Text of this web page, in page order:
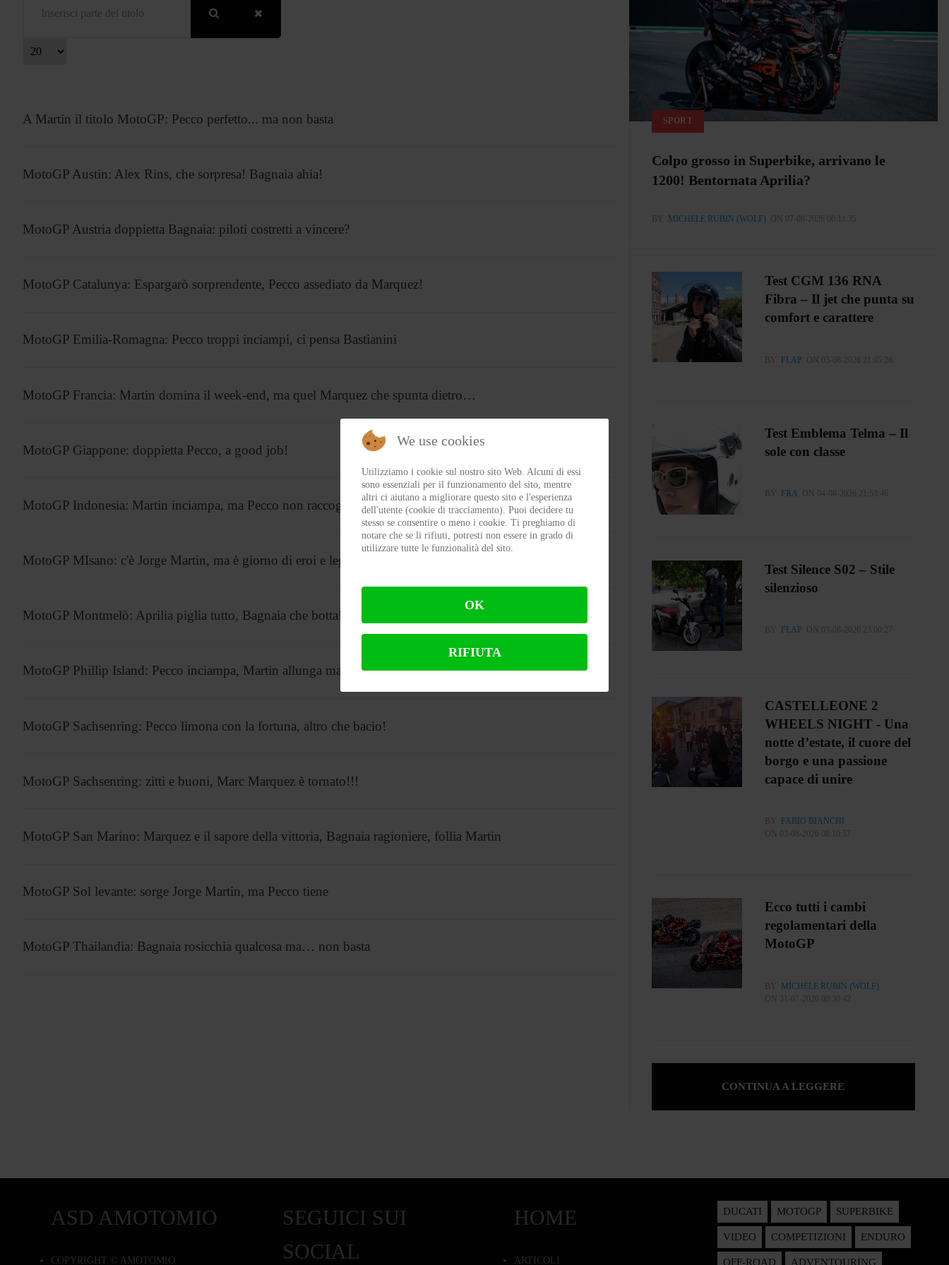
A Martin il titolo MotoGP: Pecco perfetto... ma non basta
MotoGP Austin: Alex Rins, che sorpresa! Bagnaia ahia!
MotoGP Austria doppietta Bagnaia: piloti costretti a vincere?
MotoGP Catalunya: Espargarò sorprendente, Pecco assediato da Marquez!
MotoGP Emilia-Romagna: Pecco troppi inciampi, ci pensa Bastianini
MotoGP Francia: Martin domina il week-end, ma quel Marquez che spunta dietro…
MotoGP Giappone: doppietta Pecco, a good job!
MotoGP Indonesia: Martin inciampa, ma Pecco non raccoglie
MotoGP MIsano: c'è Jorge Martin, ma è giorno di eroi e leggende
MotoGP Montmelò: Aprilia piglia tutto, Bagnaia che botta!
MotoGP Phillip Island: Pecco inciampa, Martin allunga ma… occhio a Marquez!
MotoGP Sachsenring: Pecco limona con la fortuna, altro che bacio!
MotoGP Sachsenring: zitti e buoni, Marc Marquez è tornato!!!
MotoGP San Marino: Marquez e il sapore della vittoria, Bagnaia ragioniere, follia Martin
MotoGP Sol levante: sorge Jorge Martin, ma Pecco tiene
MotoGP Thailandia: Bagnaia rosicchia qualcosa ma… non basta
SPORT
Colpo grosso in Superbike, arrivano le
1200! Bentornata Aprilia?
BY MICHELE RUBIN (WOLF) ON 07-08-2026 00:11:35
Test CGM 136 RNA
Fibra – Il jet che punta su
comfort e carattere
BY FLAP ON 05-08-2026 21:05:26
Test Emblema Telma – Il
sole con classe
BY FRA ON 04-08-2026 21:53:46
Test Silence S02 – Stile
silenzioso
BY FLAP ON 03-08-2026 23:00:27
CASTELLEONE 2
WHEELS NIGHT - Una
notte d’estate, il cuore del
borgo e una passione
capace di unire
BY
FABIO BIANCHI
ON 03-08-2026 08:10:57
Ecco tutti i cambi
regolamentari della
MotoGP
BY
MICHELE RUBIN (WOLF)
ON 31-07-2026 00:30:42
CONTINUA A LEGGERE
ASD AMOTOMIO
COPYRIGHT © AMOTOMIO
SEGUICI SUI
SOCIAL
HOME
ARTICOLI
DUCATI MOTOGP SUPERBIKE
VIDEO COMPETIZIONI ENDURO
OFF-ROAD ADVENTOURING
We use cookies
Utilizziamo i cookie sul nostro sito Web. Alcuni di essi
sono essenziali per il funzionamento del sito, mentre
altri ci aiutano a migliorare questo sito e l'esperienza
dell'utente (cookie di tracciamento). Puoi decidere tu
stesso se consentire o meno i cookie. Ti preghiamo di
notare che se li rifiuti, potresti non essere in grado di
utilizzare tutte le funzionalità del sito.
OK
RIFIUTA